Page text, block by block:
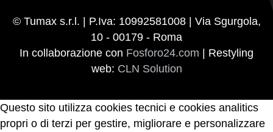
© Tumax s.r.l. | P.Iva: 10992581008 | Via Sgurgola,
10 - 00179 - Roma
In collaborazione con Fosforo24.com | Restyling
web: CLN Solution
Questo sito utilizza cookies tecnici e cookies analitics
propri o di terzi per gestire, migliorare e personalizzare